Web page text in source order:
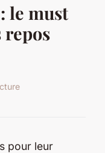
le must
repos
pour leur